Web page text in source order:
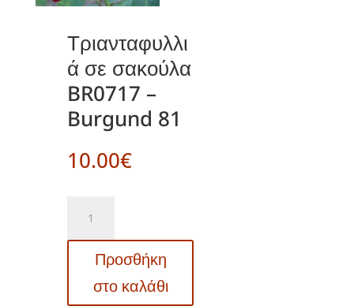
Τριανταφυλλι
ά σε σακούλα
BR0717 –
Burgund 81
10.00€
σακούλα
BR0717
Burgund
Προσθήκη
στο καλάθι